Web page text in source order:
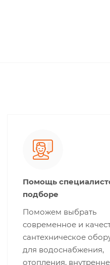
Помощь
подборе
Поможем выбрать
современное и
сантехническое
для водоснабжения,
отопления,